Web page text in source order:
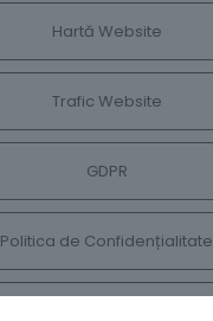
Hartă Website
Trafic Website
GDPR
Politica de Confidențialitate